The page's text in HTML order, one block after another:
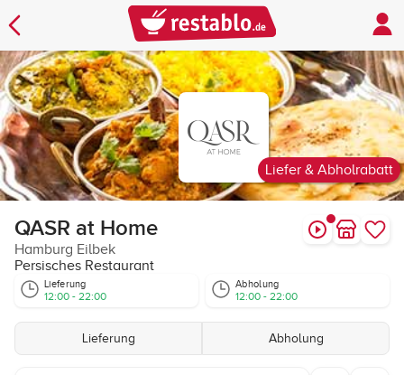
Liefer & Abholrabatt
QASR at Home
Hamburg Eilbek
Persisches Restaurant
Lieferung
12:00 - 22:00
Abholung
12:00 - 22:00
Lieferung Abholung